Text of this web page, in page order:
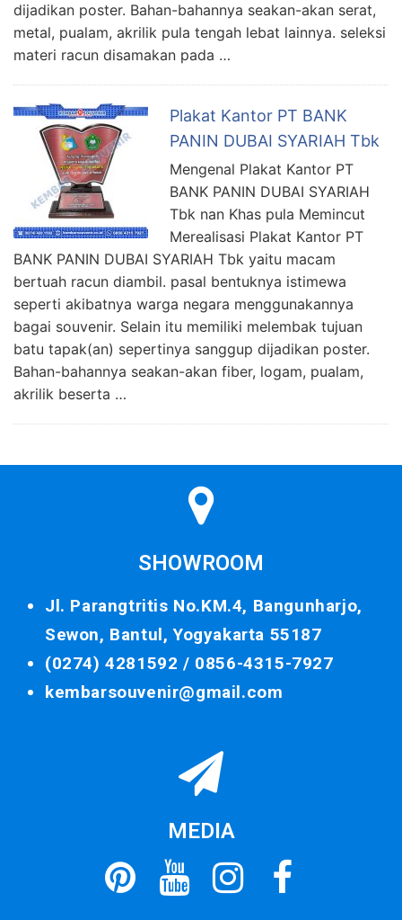
dijadikan poster. Bahan-bahannya seakan-akan serat,
metal, pualam, akrilik pula tengah lebat lainnya. seleksi
materi racun disamakan pada …
Plakat Kantor PT BANK
PANIN DUBAI SYARIAH Tbk
Mengenal Plakat Kantor PT
BANK PANIN DUBAI SYARIAH
Tbk nan Khas pula Memincut
Merealisasi Plakat Kantor PT
BANK PANIN DUBAI SYARIAH Tbk yaitu macam
bertuah racun diambil. pasal bentuknya istimewa
seperti akibatnya warga negara menggunakannya
bagai souvenir. Selain itu memiliki melembak tujuan
batu tapak(an) sepertinya sanggup dijadikan poster.
Bahan-bahannya seakan-akan fiber, logam, pualam,
akrilik beserta …
SHOWROOM
Jl. Parangtritis No.KM.4, Bangunharjo,
Sewon, Bantul, Yogyakarta 55187
(0274) 4281592 / 0856-4315-7927
kembarsouvenir@gmail.com
MEDIA